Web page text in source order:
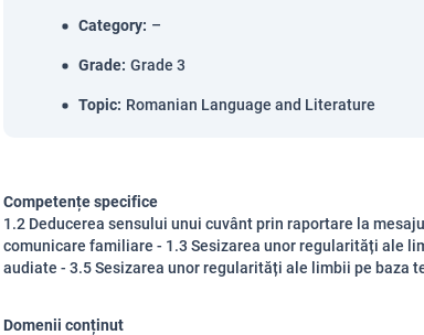
Category: –
Grade: Grade 3
Topic: Romanian Language and Literature
Competențe specifice
1.2 Deducerea sensului unui cuvânt prin raportare la
comunicare familiare - 1.3 Sesizarea unor regularități ale
audiate - 3.5 Sesizarea unor regularități ale limbii pe baza
Domenii conținut